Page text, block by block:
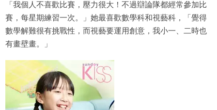
「我個人不喜歡比賽，壓力很大！不過辯論隊都經常參加比
賽，每星期練習一次。」她最喜歡數學科和視藝科，「覺得
數學解難很有挑戰性，而視藝要運用創意，我小一、二時也
有畫壁畫。」